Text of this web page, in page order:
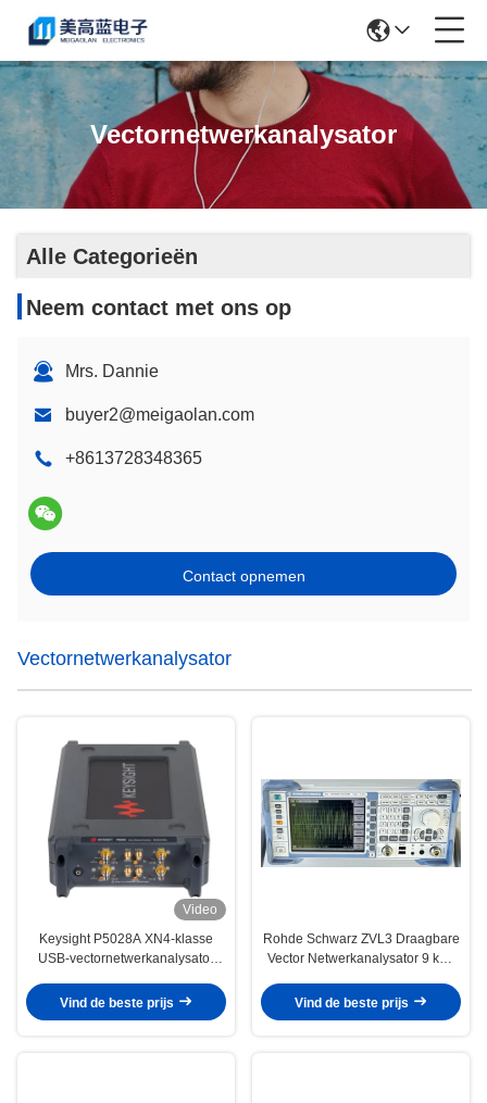
Vectornetwerkanalysator
Alle Categorieën
Neem contact met ons op
Mrs. Dannie
buyer2@meigaolan.com
+8613728348365
Contact opnemen
Vectornetwerkanalysator
Video
Keysight P5028A XN4-klasse
USB-vectornetwerkanalysator
Gebruikt
Vind de beste prijs
Rohde Schwarz ZVL3 Draagbare
Vector Netwerkanalysator 9 kHz
Vind de beste prijs